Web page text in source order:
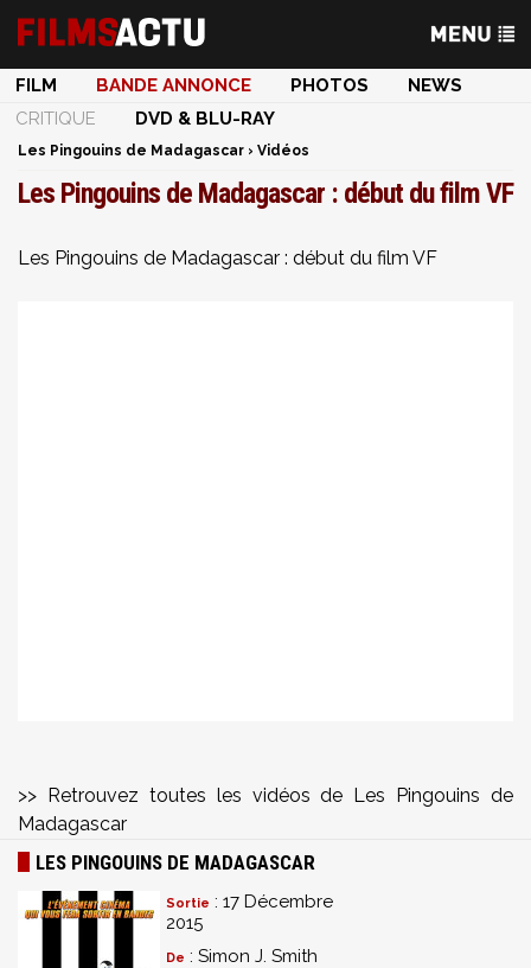
FILM BANDE ANNONCE PHOTOS
NEWS
CRITIQUE
DVD & BLU-RAY
Les Pingouins de Madagascar › Vidéos
Les Pingouins de Madagascar : début du film VF
Les Pingouins de Madagascar : début du film VF
>> Retrouvez toutes les vidéos de Les Pingouins de
Madagascar
LES PINGOUINS DE MADAGASCAR
Sortie : 17 Décembre
2015
De : Simon J. Smith